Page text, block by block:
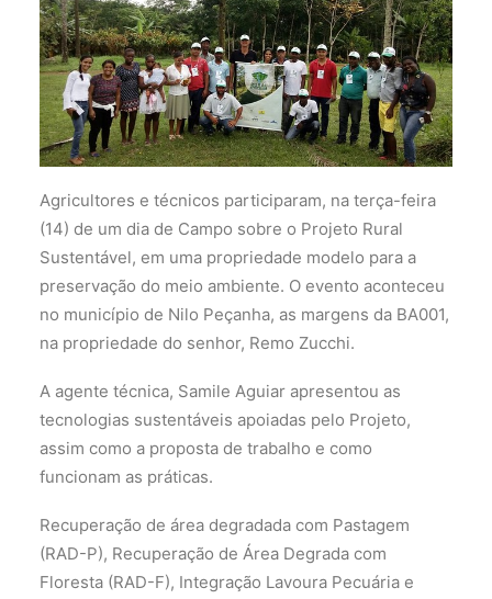
Agricultores e técnicos participaram, na terça-feira
(14) de um dia de Campo sobre o Projeto Rural
Sustentável, em uma propriedade modelo para a
preservação do meio ambiente. O evento aconteceu
no município de Nilo Peçanha, as margens da BA001,
na propriedade do senhor, Remo Zucchi.
A agente técnica, Samile Aguiar apresentou as
tecnologias sustentáveis apoiadas pelo Projeto,
assim como a proposta de trabalho e como
funcionam as práticas.
Recuperação de área degradada com Pastagem
(RAD-P), Recuperação de Área Degrada com
Floresta (RAD-F), Integração Lavoura Pecuária e